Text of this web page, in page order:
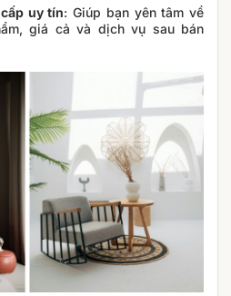
uy tín: Giúp bạn yên tâm về
giá cả và dịch vụ sau bán